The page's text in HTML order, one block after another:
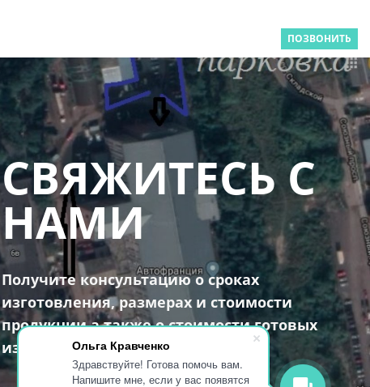
Ольга Кравченко
Здравствуйте! Готова помочь вам.
Напишите мне, если у вас появятся
ПОЗВОНИТЬ
СВЯЖИТЕСЬ С
НАМИ
Получите консультацию о сроках
изготовления, размерах и стоимости
продукции а также о стоимости готовых
изделий.